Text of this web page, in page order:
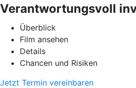
Verantwortungsvoll
Überblick
Film ansehen
Details
Chancen und Risiken
Jetzt Termin vereinbaren